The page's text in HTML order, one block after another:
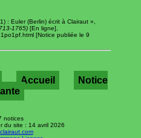
: Euler (Berlin) écrit à Clairaut »,
1765) [En ligne],
[Notice publiée le 9
Accueil
Notice
notices
du site : 14 avril 2026